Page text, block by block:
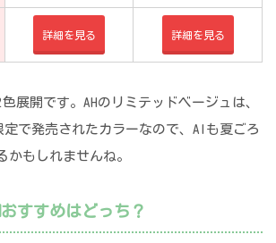
詳細を見る 詳細を見る
展開です。AHのリミテッドベージュは、
定で発売されたカラーなので、AIも夏ごろ
かもしれませんね。
すすめはどっち？